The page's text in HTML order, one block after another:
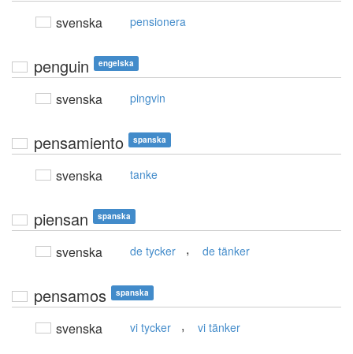
svenska pensionera
penguin engelska
svenska pingvin
pensamiento spanska
svenska tanke
piensan spanska
svenska de tycker , de tänker
pensamos spanska
svenska vi tycker , vi tänker